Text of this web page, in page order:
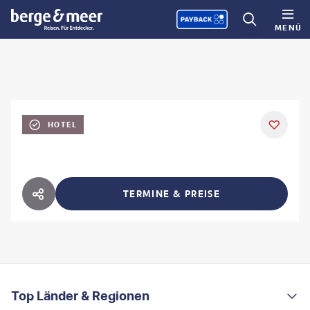
MENÜ
HOTEL
HOTEL TEILEN TERMINE & PREISE
Footer navigation
Top Länder & Regionen